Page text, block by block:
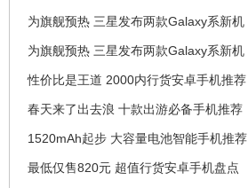
为旗舰预热 三星发布两款Galaxy系新机
为旗舰预热 三星发布两款Galaxy系新机
性价比是王道 2000内行货安卓手机推荐
春天来了出去浪 十款出游必备手机推荐
1520mAh起步 大容量电池智能手机推荐
最低仅售820元 超值行货安卓手机盘点